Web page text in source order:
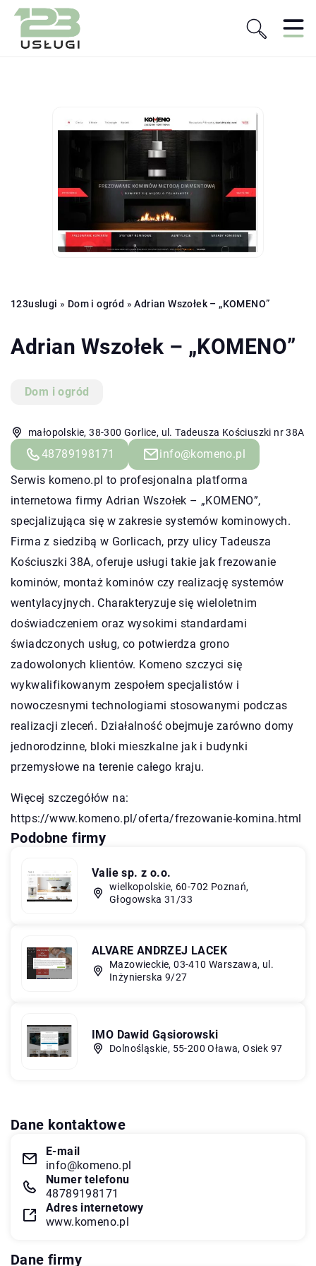
123uslugi » Dom i ogród »Adrian Wszołek – „KOMENO”
Adrian Wszołek – „KOMENO”
Dom i ogród
małopolskie, 38-300 Gorlice, ul. Tadeusza Kościuszki nr 38A
48789198171
info@komeno.pl
Serwis komeno.pl to profesjonalna platforma
internetowa firmy Adrian Wszołek – „KOMENO”,
specjalizująca się w zakresie systemów kominowych.
Firma z siedzibą w Gorlicach, przy ulicy Tadeusza
Kościuszki 38A, oferuje usługi takie jak frezowanie
kominów, montaż kominów czy realizację systemów
wentylacyjnych. Charakteryzuje się wieloletnim
doświadczeniem oraz wysokimi standardami
świadczonych usług, co potwierdza grono
zadowolonych klientów. Komeno szczyci się
wykwalifikowanym zespołem specjalistów i
nowoczesnymi technologiami stosowanymi podczas
realizacji zleceń. Działalność obejmuje zarówno domy
jednorodzinne, bloki mieszkalne jak i budynki
przemysłowe na terenie całego kraju.
Więcej szczegółów na:
https://www.komeno.pl/oferta/frezowanie-komina.html
Podobne firmy
Valie sp. z o.o.
wielkopolskie, 60-702 Poznań,
Głogowska 31/33
ALVARE ANDRZEJ LACEK
Mazowieckie, 03-410 Warszawa, ul.
Inżynierska 9/27
IMO Dawid Gąsiorowski
Dolnośląskie, 55-200 Oława, Osiek 97
Dane kontaktowe
E-mail
info@komeno.pl
Numer telefonu
48789198171
Adres internetowy
www.komeno.pl
Dane firmy